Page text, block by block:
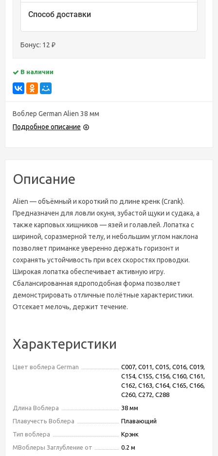
Способ доставки
Бонус: 12 ₽
В наличии
Воблер German Alien 38 мм
Подробное описание
Описание
Alien — объёмный и короткий по длине кренк (Crank).
Предназначен для ловли окуня, зубастой щуки и судака, а
также карповых хищников — язей и голавлей. Лопатка с
шириной, соразмерной телу, и небольшим углом наклона
позволяет приманке уверенно держать горизонт и
сохранять устойчивость при всех скоростях проводки.
Широкая лопатка обеспечивает активную игру.
Сбалансированная ядроподобная форма позволяет
демонстрировать отличные полётные характеристики.
Отсекает мелочь, держит течение.
Характеристики
Цвет воблера German
С007, С011, С015, С016, С019,
С154, С155, С156, С160, С161,
C162, C163, С164, C165, C166,
C260, C272, C288
Длина Воблера
38 мм
Плавучесть Воблера
Плавающий
Тип воблера
Крэнк
МВоблеры Заглубление от
0.2 м